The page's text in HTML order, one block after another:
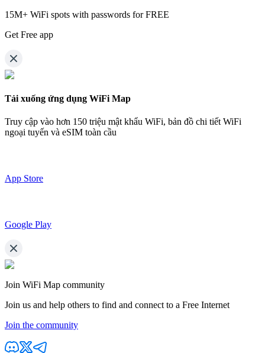
15M+ WiFi spots with passwords for FREE
Get Free app
Tải xuống ứng dụng WiFi Map
Truy cập vào hơn 150 triệu mật khẩu WiFi, bản đồ chi tiết WiFi
ngoại tuyến và eSIM toàn cầu
App Store
Google Play
Join WiFi Map community
Join us and help others to find and connect to a Free Internet
Join the community